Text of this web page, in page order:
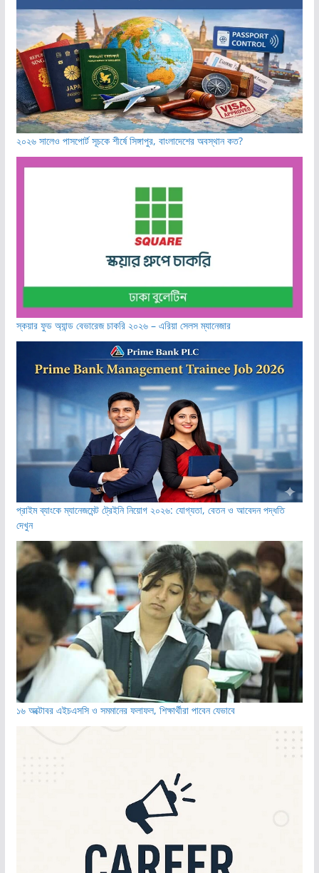
২০২৬ সালেও পাসপোর্ট সূচকে শীর্ষে সিঙ্গাপুর, বাংলাদেশের অবস্থান কত?
স্কয়ার ফুড অ্যান্ড বেভারেজ চাকরি ২০২৬ – এরিয়া সেলস ম্যানেজার
প্রাইম ব্যাংকে ম্যানেজমেন্ট ট্রেইনি নিয়োগ ২০২৬: যোগ্যতা, বেতন ও আবেদন পদ্ধতি
দেখুন
১৬ অক্টোবর এইচএসসি ও সমমানের ফলাফল, শিক্ষার্থীরা পাবেন যেভাবে